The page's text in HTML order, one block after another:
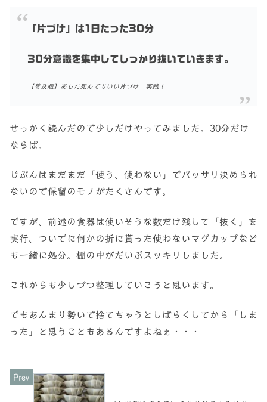
「片づけ」は1日たった30分
30分意識を集中してしっかり抜いていきます。
【普及版】あした死んでもいい片づけ 実践！
せっかく読んだので少しだけやってみました。30分だけ
ならば。
じぶんはまだまだ「使う、使わない」でバッサリ決められ
ないので保留のモノがたくさんです。
ですが、前述の食器は使いそうな数だけ残して「抜く」を
実行、ついでに何かの折に貰った使わないマグカップなど
も一緒に処分。棚の中がだいぶスッキリしました。
これからも少しづつ整理していこうと思います。
でもあんまり勢いで捨てちゃうとしばらくしてから「しま
った」と思うこともあるんですよねぇ・・・